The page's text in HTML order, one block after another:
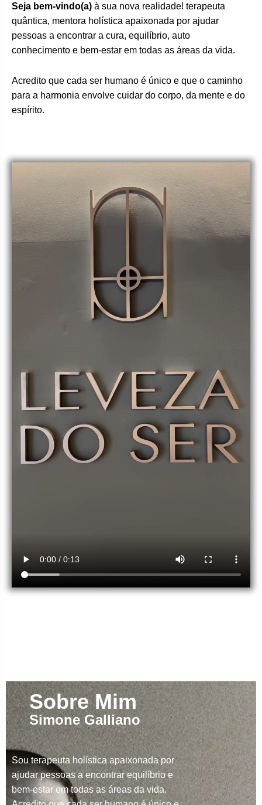
Seja bem-vindo(a) à sua nova realidade! terapeuta
quântica, mentora holística apaixonada por ajudar
pessoas a encontrar a cura, equilíbrio, auto
conhecimento e bem-estar em todas as áreas da vida.
Acredito que cada ser humano é único e que o caminho
para a harmonia envolve cuidar do corpo, da mente e do
espírito.
Sobre Mim
Simone Galliano
Sou terapeuta holística apaixonada por
ajudar pessoas a encontrar equilíbrio e
bem-estar em todas as áreas da vida.